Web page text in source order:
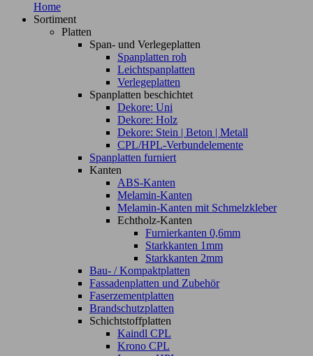
Home
Sortiment
Platten
Span- und Verlegeplatten
Spanplatten roh
Leichtspanplatten
Verlegeplatten
Spanplatten beschichtet
Dekore: Uni
Dekore: Holz
Dekore: Stein | Beton | Metall
CPL/HPL-Verbundelemente
Spanplatten furniert
Kanten
ABS-Kanten
Melamin-Kanten
Melamin-Kanten mit Schmelzkleber
Echtholz-Kanten
Furnierkanten 0,6mm
Starkkanten 1mm
Starkkanten 2mm
Bau- / Kompaktplatten
Fassadenplatten und Zubehör
Faserzementplatten
Brandschutzplatten
Schichtstoffplatten
Kaindl CPL
Krono CPL